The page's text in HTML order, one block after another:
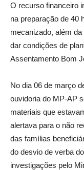
O recurso financeiro
na preparação de 40
mecanizado, além
dar condições de
Assentamento Bom
No dia 06 de março
ouvidoria do MP-AP
materiais que
alertava para o não
das famílias
do desvio de verba
investigações pelo